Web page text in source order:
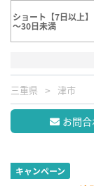
ショート【7日以上】
～30日未満
三重県 津市
お問
キャンペーン